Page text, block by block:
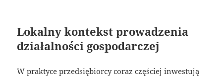
Lokalny kontekst prowadzenia
działalności gospodarczej
W praktyce przedsiębiorcy coraz częściej inwestują